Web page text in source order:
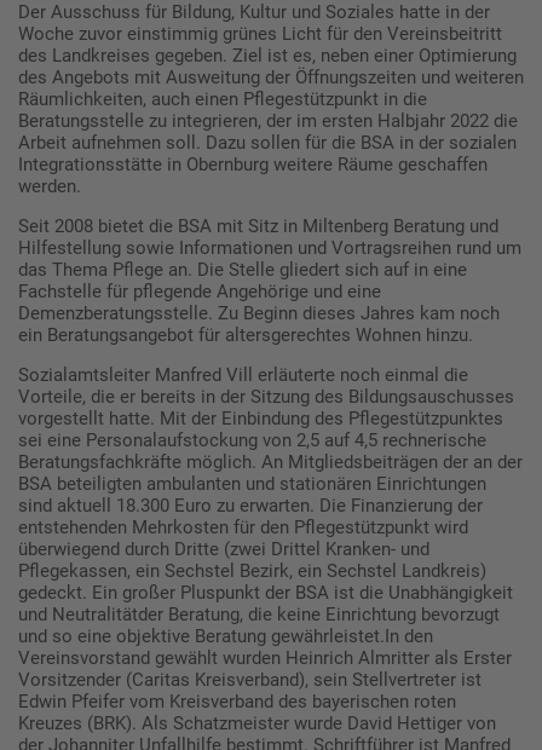
Der Ausschuss für Bildung, Kultur und Soziales hatte in der
Woche zuvor einstimmig grünes Licht für den Vereinsbeitritt
des Landkreises gegeben. Ziel ist es, neben einer Optimierung
des Angebots mit Ausweitung der Öffnungszeiten und weiteren
Räumlichkeiten, auch einen Pflegestützpunkt in die
Beratungsstelle zu integrieren, der im ersten Halbjahr 2022 die
Arbeit aufnehmen soll. Dazu sollen für die BSA in der sozialen
Integrationsstätte in Obernburg weitere Räume geschaffen
werden.
Seit 2008 bietet die BSA mit Sitz in Miltenberg Beratung und
Hilfestellung sowie Informationen und Vortragsreihen rund um
das Thema Pflege an. Die Stelle gliedert sich auf in eine
Fachstelle für pflegende Angehörige und eine
Demenzberatungsstelle. Zu Beginn dieses Jahres kam noch
ein Beratungsangebot für altersgerechtes Wohnen hinzu.
Sozialamtsleiter Manfred Vill erläuterte noch einmal die
Vorteile, die er bereits in der Sitzung des Bildungsauschusses
vorgestellt hatte. Mit der Einbindung des Pflegestützpunktes
sei eine Personalaufstockung von 2,5 auf 4,5 rechnerische
Beratungsfachkräfte möglich. An Mitgliedsbeiträgen der an der
BSA beteiligten ambulanten und stationären Einrichtungen
sind aktuell 18.300 Euro zu erwarten. Die Finanzierung der
entstehenden Mehrkosten für den Pflegestützpunkt wird
überwiegend durch Dritte (zwei Drittel Kranken- und
Pflegekassen, ein Sechstel Bezirk, ein Sechstel Landkreis)
gedeckt. Ein großer Pluspunkt der BSA ist die Unabhängigkeit
und Neutralitätder Beratung, die keine Einrichtung bevorzugt
und so eine objektive Beratung gewährleistet.In den
Vereinsvorstand gewählt wurden Heinrich Almritter als Erster
Vorsitzender (Caritas Kreisverband), sein Stellvertreter ist
Edwin Pfeifer vom Kreisverband des bayerischen roten
Kreuzes (BRK). Als Schatzmeister wurde David Hettiger von
der Johanniter Unfallhilfe bestimmt. Schriftführer ist Manfred